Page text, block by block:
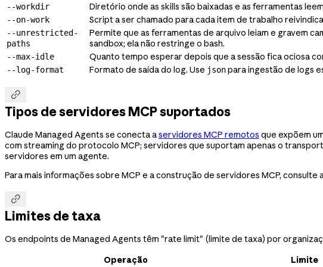
--workdir Diretório onde as skills são baixadas e as ferramentas
--on-work Script a ser chamado para cada item de trabalho
--unrestricted-
paths
Permite que as ferramentas de arquivo leiam e gravem
sandbox; ela não restringe o bash.
--max-idle Quanto tempo esperar depois que a sessão fica ociosa
--log-format Formato de saída do log. Use jsonpara ingestão de logs

Tipos de servidores MCP suportados
Claude Managed Agents se conecta aservidores MCP remotos que expõem
com streaming do protocolo MCP; servidores que suportam apenas o
servidores em um agente.
Para mais informações sobre MCP e a construção de servidores MCP, consulte

Limites de taxa
Os endpoints de Managed Agents têm "rate limit" (limite de taxa) por
Operação
Limite